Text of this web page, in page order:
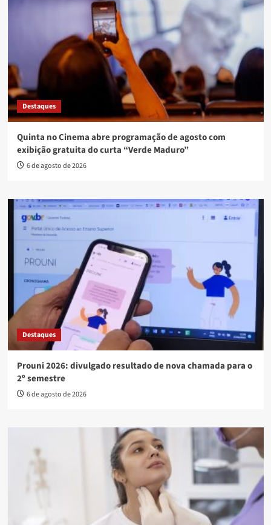
Destaques
Quinta no Cinema abre programação de agosto com
exibição gratuita do curta “Verde Maduro”
6 de agosto de 2026
Destaques
Prouni 2026: divulgado resultado de nova chamada para o
2º semestre
6 de agosto de 2026